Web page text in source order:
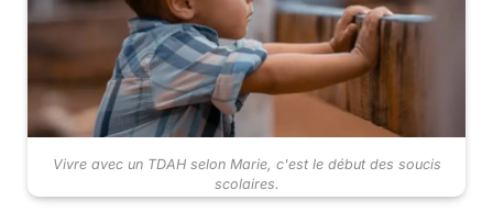
Vivre avec un TDAH selon Marie, c'est le début des soucis
scolaires.